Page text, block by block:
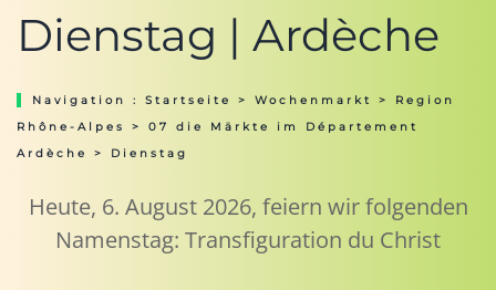
Dienstag | Ardèche
Navigation : Startseite > Wochenmarkt > Region
Rhône-Alpes
> 07 die Märkte im Département
Ardèche
> Dienstag
Heute, 6. August 2026, feiern wir folgenden
Namenstag: Transfiguration du Christ